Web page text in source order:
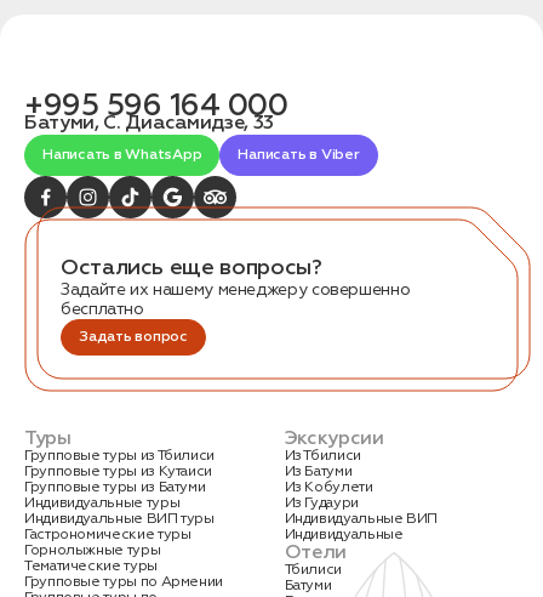
+995 596 164 000
Батуми, С. Диасамидзе, 33
Написать в WhatsApp Написать в Viber
Остались еще вопросы?
Задайте их нашему менеджеру совершенно
бесплатно
Задать вопрос
Туры
Групповые туры из Тбилиси
Групповые туры из Кутаиси
Групповые туры из Батуми
Индивидуальные туры
Индивидуальные ВИП туры
Гастрономические туры
Горнолыжные туры
Тематические туры
Групповые туры по Армении
Экскурсии
Из Тбилиси
Из Батуми
Из Кобулети
Из Гудаури
Индивидуальные ВИП
Индивидуальные
Отели
Тбилиси
Батуми
Кол-во человек:0
Оставить заявку
Нажимая на кнопку, вы соглашаетесь с условиями
1. Выберите нужный автомобиль
2. Заполните форму